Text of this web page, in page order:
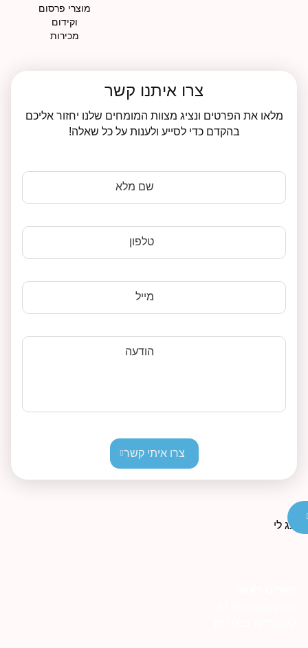
מוצרי פרסום
וקידום
מכירות
צרו איתנו קשר
מלאו את הפרטים ונציג מצוות המומחים שלנו יחזור אליכם
בהקדם כדי לסייע ולענות על כל שאלה!
שם מלא
טלפון
מייל
הודעה
צרו איתי קשר